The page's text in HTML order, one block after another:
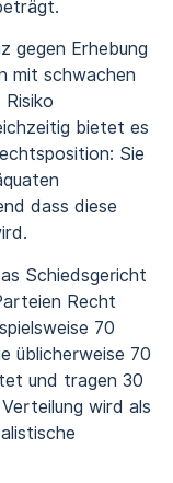
gegen Erhebung
mit schwachen
bietet es
Sie
dass diese
Schiedsgericht
Recht
70
üblicherweise 70
und tragen 30
wird als